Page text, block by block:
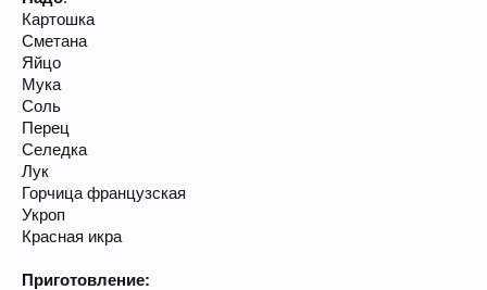
Картошка
Сметана
Яйцо
Мука
Соль
Перец
Селедка
Лук
Горчица французская
Укроп
Красная икра
Приготовление: